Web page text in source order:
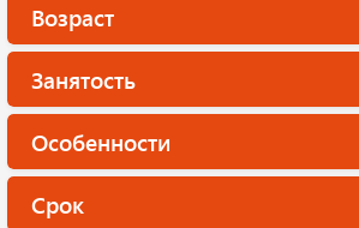
Возраст
Занятость
Особенности
Срок